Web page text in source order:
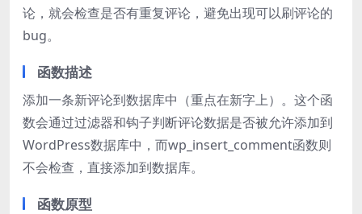
论，就会检查是否有重复评论，避免出现可以刷评论的
bug。
函数描述
添加一条新评论到数据库中（重点在新字上）。这个函
数会通过过滤器和钩子判断评论数据是否被允许添加到
WordPress数据库中，而wp_insert_comment函数则
不会检查，直接添加到数据库。
函数原型